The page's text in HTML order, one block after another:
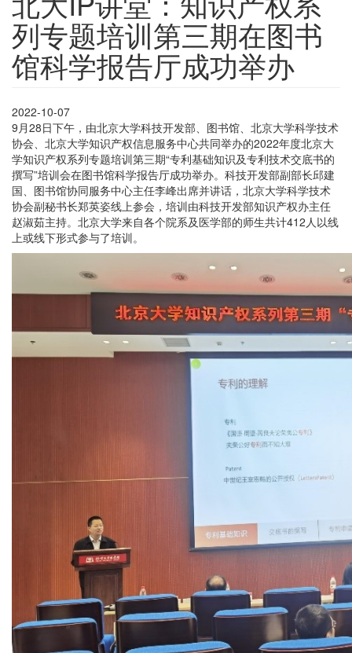
列专题培训第三期在图书
馆科学报告厅成功举办
2022-10-07
9月28日下午，由北京大学科技开发部、图书馆、北京大学科学技术
协会、北京大学知识产权信息服务中心共同举办的2022年度北京大
学知识产权系列专题培训第三期“专利基础知识及专利技术交底书的
撰写”培训会在图书馆科学报告厅成功举办。科技开发部副部长邱建
国、图书馆协同服务中心主任李峰出席并讲话，北京大学科学技术
协会副秘书长郑英姿线上参会，培训由科技开发部知识产权办主任
赵淑茹主持。北京大学来自各个院系及医学部的师生共计412人以线
上或线下形式参与了培训。